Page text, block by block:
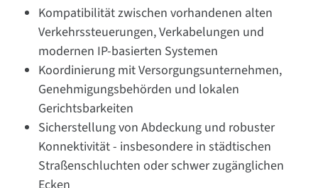
Kompatibilität zwischen vorhandenen alten
Verkehrssteuerungen, Verkabelungen und
modernen IP-basierten Systemen
Koordinierung mit Versorgungsunternehmen,
Genehmigungsbehörden und lokalen
Gerichtsbarkeiten
Sicherstellung von Abdeckung und robuster
Konnektivität - insbesondere in städtischen
Straßenschluchten oder schwer zugänglichen